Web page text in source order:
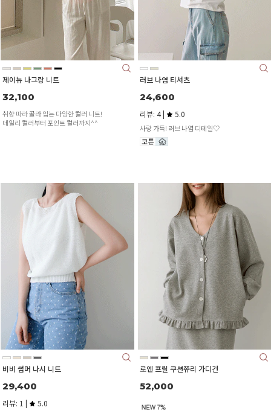
제이뉴 나그랑 니트
32,100
취향 따라 골라 입는 다양한 컬러 니트!
데일리 컬러부터 포인트 컬러까지^^
러브 나염 티셔츠
24,600
리뷰: 4 | 5.0
사랑 가득! 러브 나염 디테일♡
비비 썸머 나시 니트
29,400
리뷰: 1 | 5.0
로엔 프릴 쿠션쮸리 가디건
52,000